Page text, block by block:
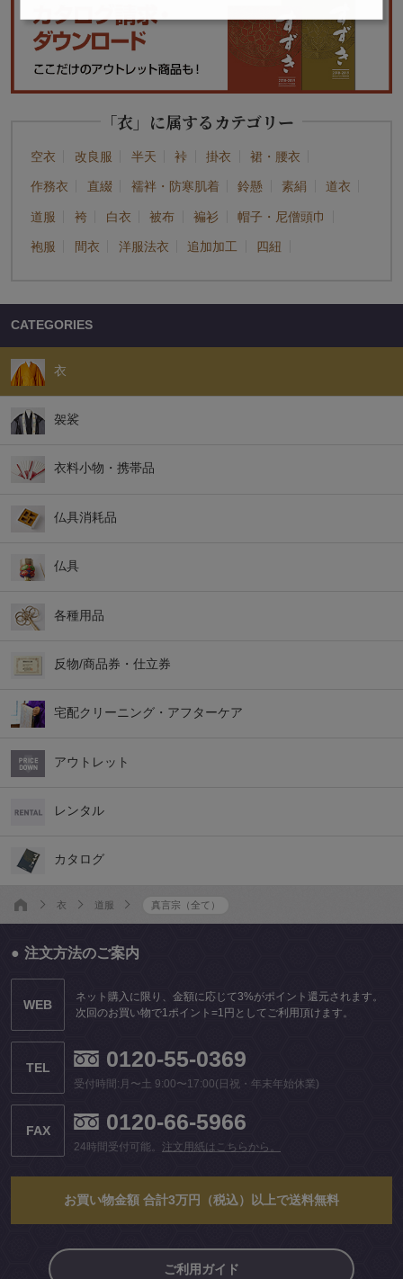
「衣」に属するカテゴリー
空衣 改良服 半天 裃 掛衣 裙・腰衣
作務衣 直綴 襦袢・防寒肌着 鈴懸 素絹 道衣
道服 袴 白衣 被布 褊衫 帽子・尼僧頭巾
袍服 間衣 洋服法衣 追加加工 四紐
CATEGORIES
衣
袈裟
衣料小物・携帯品
仏具消耗品
仏具
各種用品
反物/商品券・仕立券
宅配クリーニング・アフターケア
アウトレット
レンタル
カタログ
衣 道服 真言宗（全て）
注文方法のご案内
WEB
ネット購入に限り、金額に応じて3%がポイント還元されます。
次回のお買い物で1ポイント=1円としてご利用頂けます。
TEL 0120-55-0369
受付時間:月〜土 9:00〜17:00(日祝・年末年始休業)
FAX 0120-66-5966
24時間受付可能。 注文用紙はこちらから。
お買い物金額 合計3万円（税込）以上で送料無料
ご利用ガイド